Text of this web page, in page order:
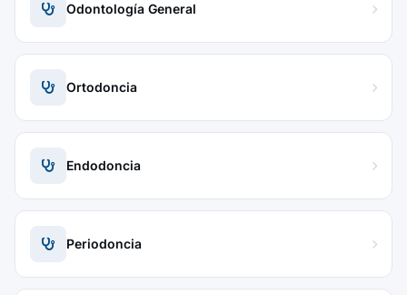
Odontología General
Ortodoncia
Endodoncia
Periodoncia